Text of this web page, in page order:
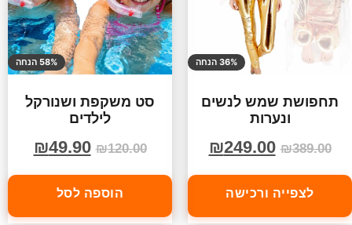
36% הנחה
תחפושת שמש לנשים
ונערות
₪389.00
₪249.00
לצפייה ורכישה
58% הנחה
סט משקפת ושנורקל
לילדים
₪120.00
₪49.90
הוספה לסל